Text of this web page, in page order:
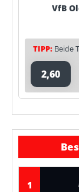
VfB
TIPP: Beide
2,60
1